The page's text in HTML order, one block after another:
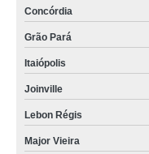
Concórdia
Grão Pará
Itaiópolis
Joinville
Lebon Régis
Major Vieira